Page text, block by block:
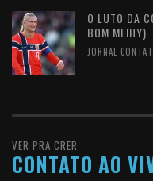
O LUTO DA
BOM MEIHY)
JORNAL
VER PRA CRER
CONTATO AO